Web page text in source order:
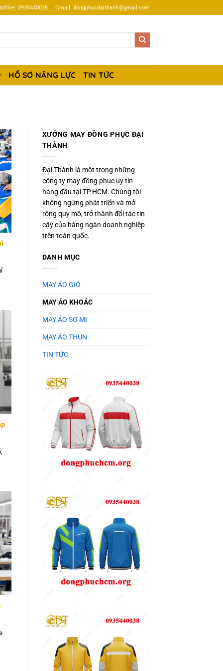
0935440038 Gmail: dongphucdaithanh@gmail.com
HỒ SƠ NĂNG LỰC TIN TỨC
XƯỞNG MAY ĐỒNG PHỤC ĐẠI
THÀNH
Đại Thành là một trong những
công ty may đồng phục uy tín
hàng đầu tại TP.HCM. Chúng tôi
không ngừng phát triển và mở
rộng quy mô, trở thành đối tác tin
cậy của hàng ngàn doanh nghiệp
trên toàn quốc.
DANH MỤC
MAY ÁO GIÓ
MAY ÁO KHOÁC
MAY ÁO SƠ MI
MAY ÁO THUN
TIN TỨC